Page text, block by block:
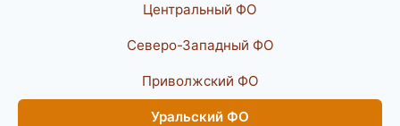
Центральный ФО
Северо-Западный ФО
Приволжский ФО
Уральский ФО